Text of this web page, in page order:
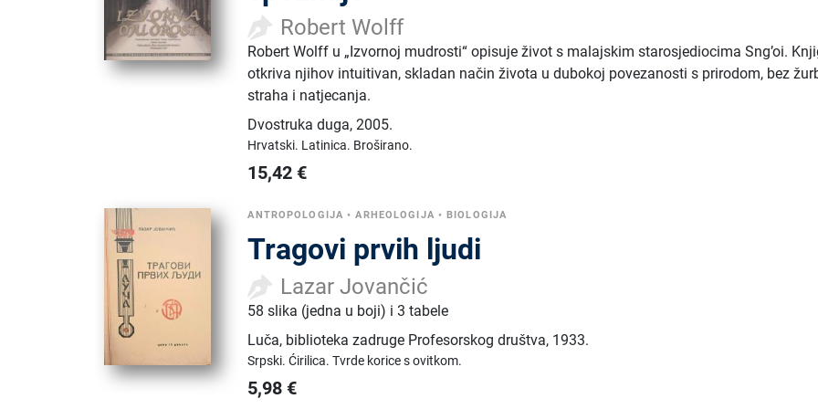
Robert Wolff
Robert Wolff u „Izvornoj mudrosti“ opisuje život s malajskim starosjediocima Sng’oi.
otkriva njihov intuitivan, skladan način života u dubokoj povezanosti s prirodom, bez
straha i natjecanja.
Dvostruka duga,2005.
Hrvatski. Latinica. Broširano.
15,42 €
ANTROPOLOGIJA •ARHEOLOGIJA •BIOLOGIJA
Tragovi prvih ljudi
Lazar Jovančić
58 slika (jedna u boji) i 3 tabele
Luča, biblioteka zadruge Profesorskog društva, 1933.
Srpski.Ćirilica.Tvrde korice s ovitkom.
5,98 €